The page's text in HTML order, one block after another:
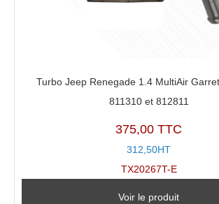
Turbo Jeep Renegade 1.4 MultiAir
811310 et 812811
375,00 TTC
312,50HT
TX20267T-E
Voir le produit